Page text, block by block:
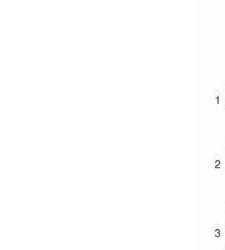
1
2
3